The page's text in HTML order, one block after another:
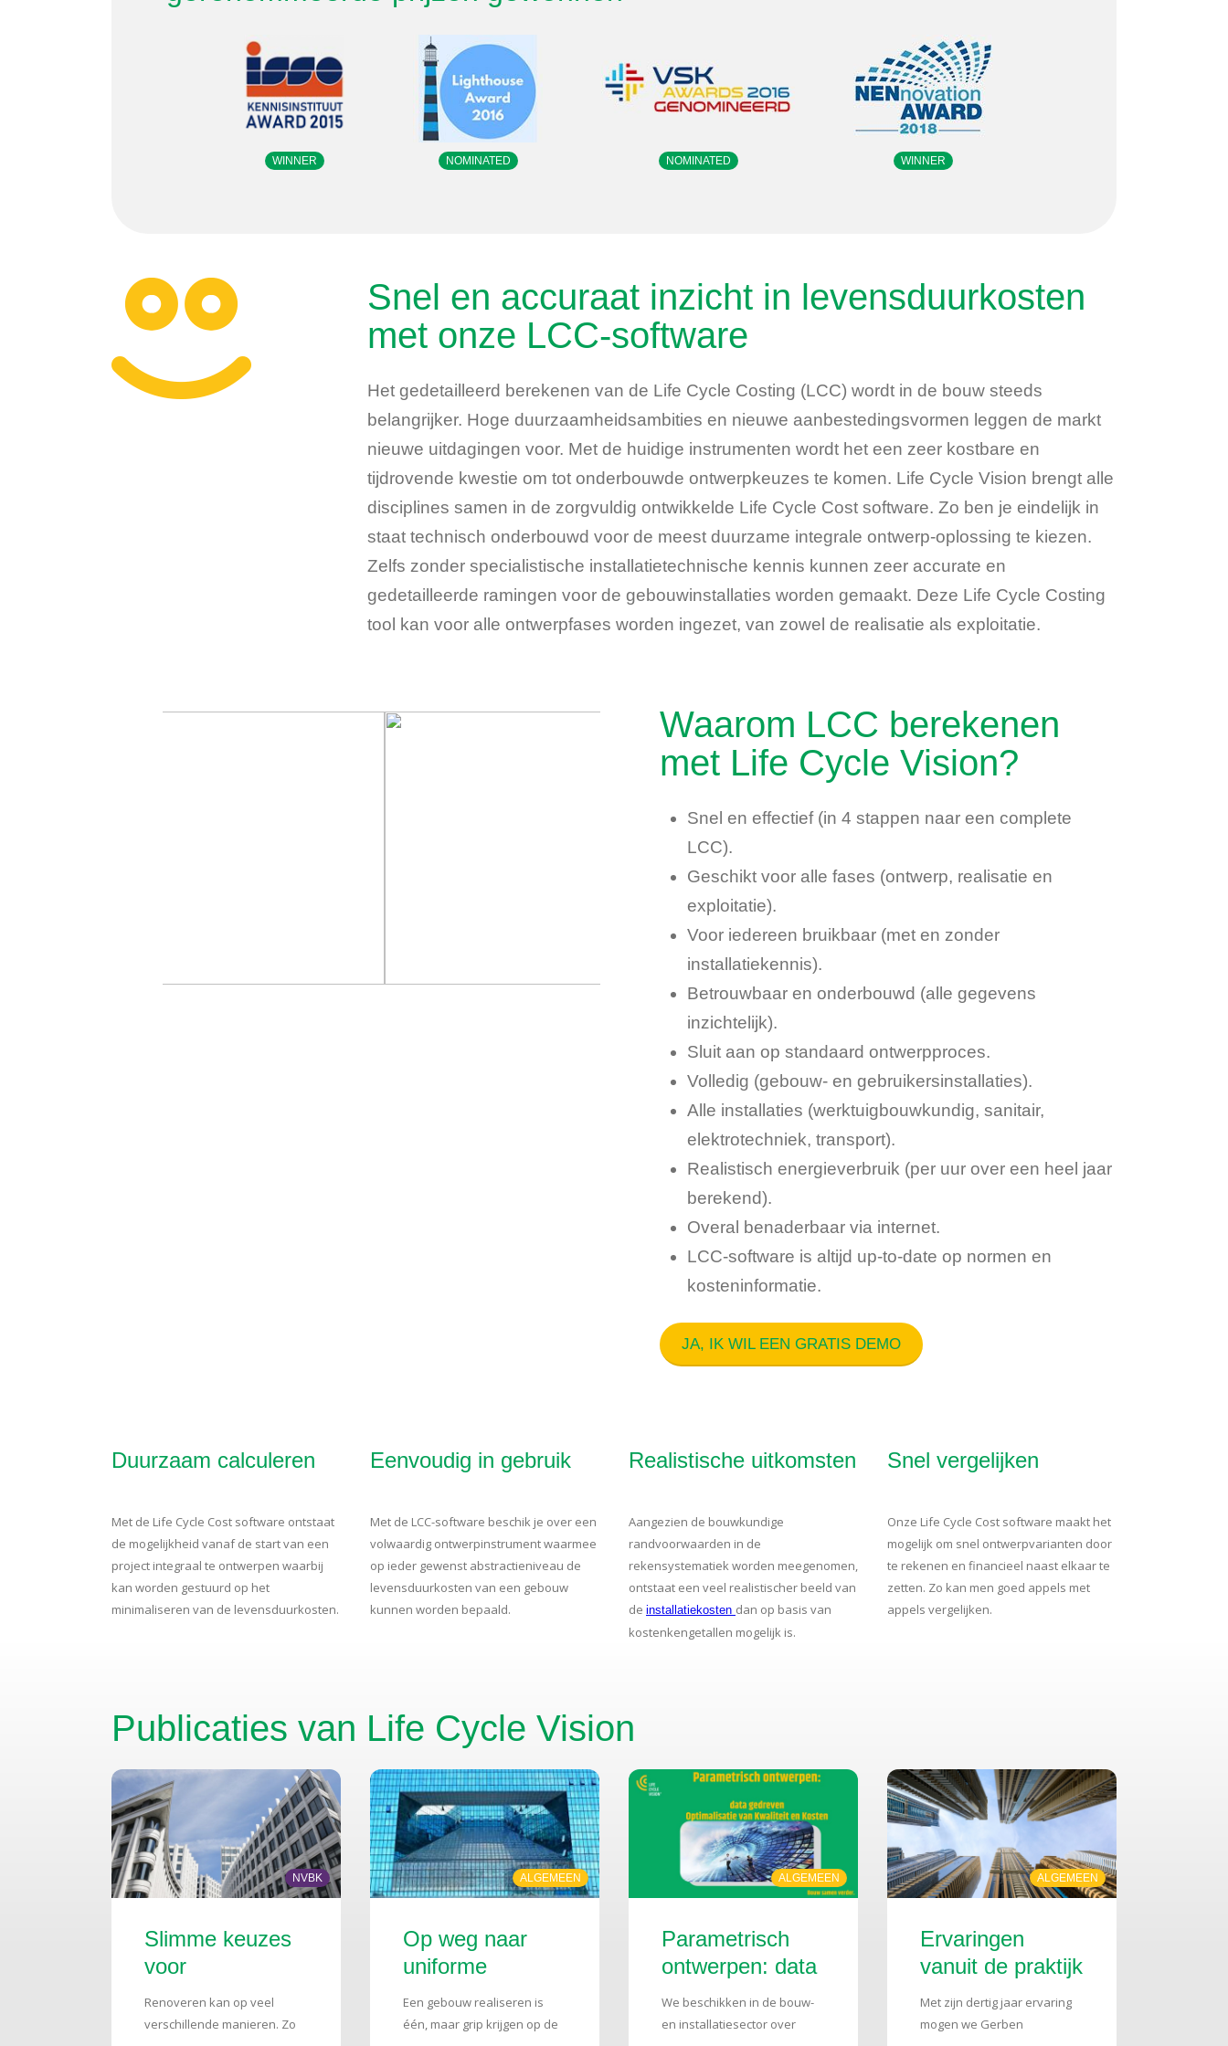
WINNER NOMINATED NOMINATED WINNER
Snel en accuraat inzicht in levensduurkosten
met onze LCC-software
Het gedetailleerd berekenen van de Life Cycle Costing (LCC) wordt in de bouw steeds
belangrijker. Hoge duurzaamheidsambities en nieuwe aanbestedingsvormen leggen de markt
nieuwe uitdagingen voor. Met de huidige instrumenten wordt het een zeer kostbare en
tijdrovende kwestie om tot onderbouwde ontwerpkeuzes te komen. Life Cycle Vision brengt alle
disciplines samen in de zorgvuldig ontwikkelde Life Cycle Cost software. Zo ben je eindelijk in
staat technisch onderbouwd voor de meest duurzame integrale ontwerp-oplossing te kiezen.
Zelfs zonder specialistische installatietechnische kennis kunnen zeer accurate en
gedetailleerde ramingen voor de gebouwinstallaties worden gemaakt. Deze Life Cycle Costing
tool kan voor alle ontwerpfases worden ingezet, van zowel de realisatie als exploitatie.
Waarom LCC berekenen
met Life Cycle Vision?
Snel en effectief (in 4 stappen naar een complete
LCC).
Geschikt voor alle fases (ontwerp, realisatie en
exploitatie).
Voor iedereen bruikbaar (met en zonder
installatiekennis).
Betrouwbaar en onderbouwd (alle gegevens
inzichtelijk).
Sluit aan op standaard ontwerpproces.
Volledig (gebouw- en gebruikersinstallaties).
Alle installaties (werktuigbouwkundig, sanitair,
elektrotechniek, transport).
Realistisch energieverbruik (per uur over een heel jaar
berekend).
Overal benaderbaar via internet.
LCC-software is altijd up-to-date op normen en
kosteninformatie.
JA, IK WIL EEN GRATIS DEMO
Duurzaam calculeren
Met de Life Cycle Cost software ontstaat
de mogelijkheid vanaf de start van een
project integraal te ontwerpen waarbij
kan worden gestuurd op het
minimaliseren van de levensduurkosten.
Eenvoudig in gebruik
Met de LCC-software beschik je over een
volwaardig ontwerpinstrument waarmee
op ieder gewenst abstractieniveau de
levensduurkosten van een gebouw
kunnen worden bepaald.
Realistische uitkomsten
Aangezien de bouwkundige
randvoorwaarden in de
rekensystematiek worden meegenomen,
ontstaat een veel realistischer beeld van
de installatiekosten dan op basis van
kostenkengetallen mogelijk is.
Snel vergelijken
Onze Life Cycle Cost software maakt het
mogelijk om snel ontwerpvarianten door
te rekenen en financieel naast elkaar te
zetten. Zo kan men goed appels met
appels vergelijken.
Publicaties van Life Cycle Vision
NVBK
Slimme keuzes
voor
toekomstbestendige
gebouwen
Renoveren kan op veel
verschillende manieren. Zo
ALGEMEEN
Op weg naar
uniforme
levensduurkosten:
de vernieuwde
Een gebouw realiseren is
één, maar grip krijgen op de
ALGEMEEN
Parametrisch
ontwerpen: data
gedreven
optimalisatie van
We beschikken in de bouw-
en installatiesector over
ALGEMEEN
Ervaringen
vanuit de praktijk
- Gerben
Dalhoeven,
Met zijn dertig jaar ervaring
mogen we Gerben